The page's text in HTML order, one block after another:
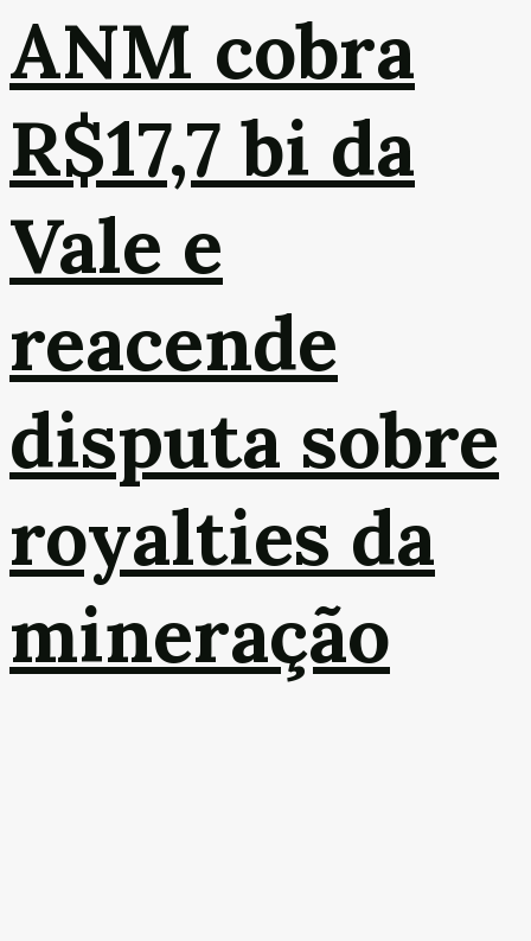
ANM cobra
R$17,7 bi da
Vale e
reacende
disputa sobre
royalties da
mineração